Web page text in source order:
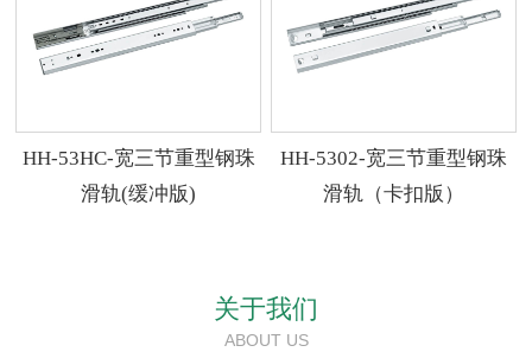
HH-53HC-宽三节重型钢珠
滑轨(缓冲版)
HH-5302-宽三节重型钢珠
滑轨（卡扣版）
关于我们
ABOUT US